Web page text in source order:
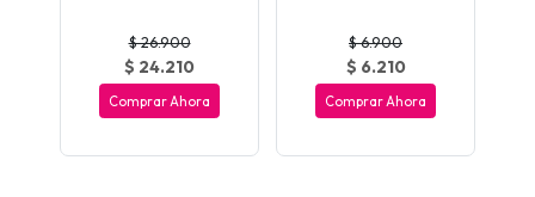
$ 26.900
$ 24.210
Comprar Ahora
$ 6.900
$ 6.210
Comprar Ahora